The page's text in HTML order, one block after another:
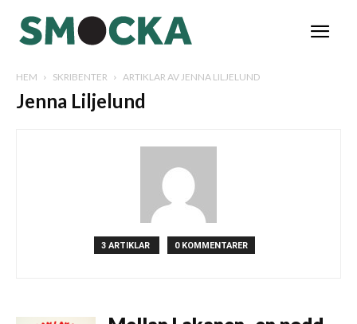
HEM SKRIBENTER ARTIKLAR AV JENNA LILJELUND
Jenna Liljelund
3 ARTIKLAR 0 KOMMENTARER